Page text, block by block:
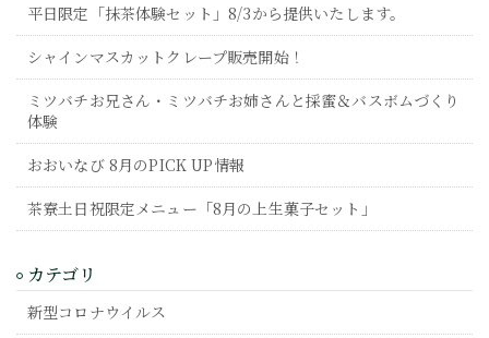
平日限定「抹茶体験セット」8/3から提供いたします。
シャインマスカットクレープ販売開始！
ミツバチお兄さん・ミツバチお姉さんと採蜜＆バスボムづくり
体験
おおいなび 8月のPICK UP情報
茶寮土日祝限定メニュー「8月の上生菓子セット」
カテゴリ
新型コロナウイルス